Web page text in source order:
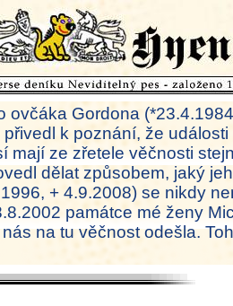
ovčáka Gordona
k poznání, že
mají ze zřetele věčnosti
dělat způsobem, jaký
+ 4.9.2008) se nikdy
památce mé ženy
na tu věčnost odešla.